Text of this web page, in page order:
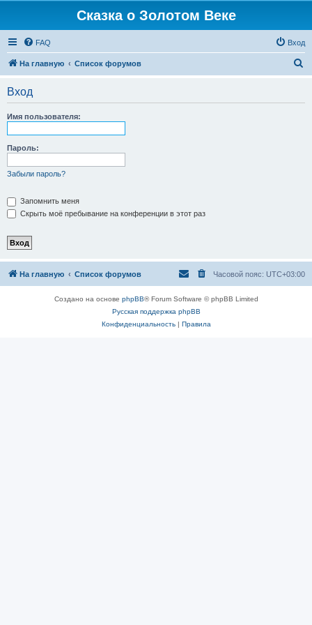
Сказка о Золотом Веке
FAQ Вход
На главную Список форумов
Вход
Имя пользователя:
Пароль:
Забыли пароль?
Запомнить меня
Скрыть моё пребывание на конференции в этот раз
На главную Список форумов Часовой пояс: UTC+03:00
Создано на основе phpBB® Forum Software © phpBB Limited
Русская поддержка phpBB
Конфиденциальность| Правила